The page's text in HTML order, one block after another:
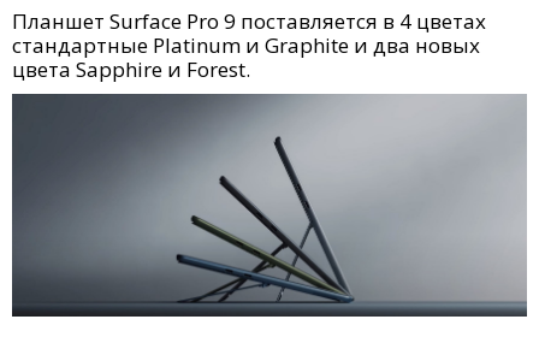
Планшет Surface Pro 9 поставляется в 4 цветах
стандартные Platinum и Graphite и два новых
цвета Sapphire и Forest.